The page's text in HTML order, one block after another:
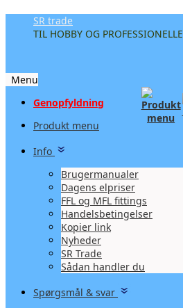
SR trade
TIL HOBBY OG PROFESSIONELLE
Menu
Videre
indhold
Genopfyldning
Produkt menu
Info
Brugermanualer
Dagens elpriser
FFL og MFL fittings
Handelsbetingelser
Kopier link
Nyheder
SR Trade
Sådan handler du
Spørgsmål & svar